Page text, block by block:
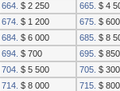
664. $ 2 250 665. $ 4
674. $ 1 200 675. $ 600
684. $ 6 000 685. $ 8
694. $ 700 695. $ 850
704. $ 5 500 705. $ 300
714. $ 8 000 715. $ 800